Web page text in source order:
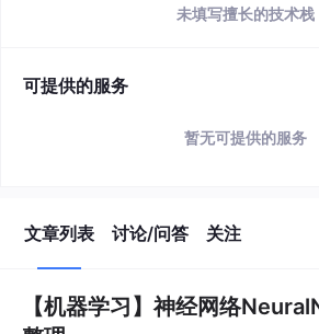
未填写擅长的技术栈
可提供的服务
暂无可提供的服务
文章列表 讨论/问答 关注
【机器学习】神经网络